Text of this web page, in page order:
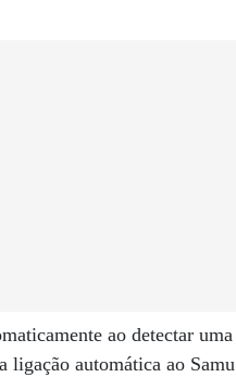
ao detectar uma
ligação automática ao Samu